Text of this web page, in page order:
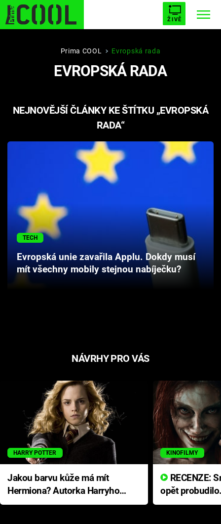
ŽIVĚ
STARHOUSE BUFFY, PŘEMOŽITELKA UPÍRŮ
PLNEJ KOTEL AVENGERS 5
Hry
Cool Esport
Pořady
Prima COOL Evropská rada
EVROPSKÁ RADA
NEJNOVĚJŠÍ ČLÁNKY KE ŠTÍTKU „EVROPSKÁ
RADA“
TECH
Evropská unie zavařila Applu. Dokdy musí
mít všechny mobily stejnou nabíječku?
NÁVRHY PRO VÁS
HARRY POTTER
Jakou barvu kůže má mít
Hermiona? Autorka Harryho
Pottera přišla s ráznou
KINOFILMY
opět
přichází s